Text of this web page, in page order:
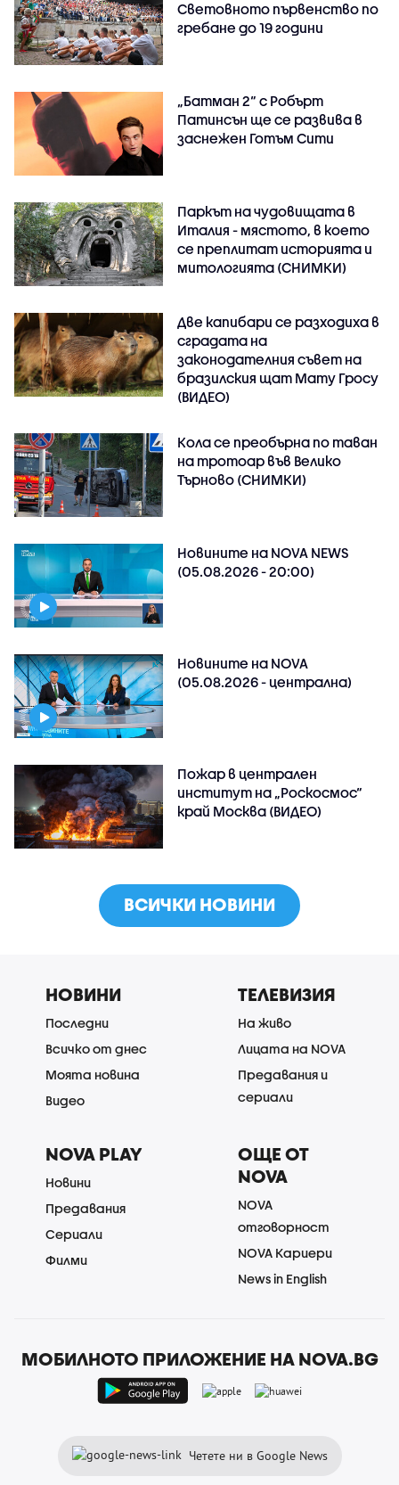
Световното първенство по
гребане до 19 години
„Батман 2“ с Робърт
Патинсън ще се развива в
заснежен Готъм Сити
Паркът на чудовищата в
Италия - мястото, в което
се преплитат историята и
митологията (СНИМКИ)
Две капибари се разходиха в
сградата на
законодателния съвет на
бразилския щат Мату Гросу
(ВИДЕО)
Кола се преобърна по таван
на тротоар във Велико
Търново (СНИМКИ)
Новините на NOVA NEWS
(05.08.2026 - 20:00)
Новините на NOVA
(05.08.2026 - централна)
Пожар в централен
институт на „Роскосмос“
край Москва (ВИДЕО)
ВСИЧКИ НОВИНИ
НОВИНИ
Последни
Всичко от днес
Моята новина
Видео
ТЕЛЕВИЗИЯ
На живо
Лицата на NOVA
Предавания и
сериали
NOVA PLAY
Новини
Предавания
Сериали
Филми
ОЩЕ ОТ
NOVA
NOVA
отговорност
NOVA Кариери
News in English
МОБИЛНОТО ПРИЛОЖЕНИЕ НА NOVA.BG
Четете ни в Google News